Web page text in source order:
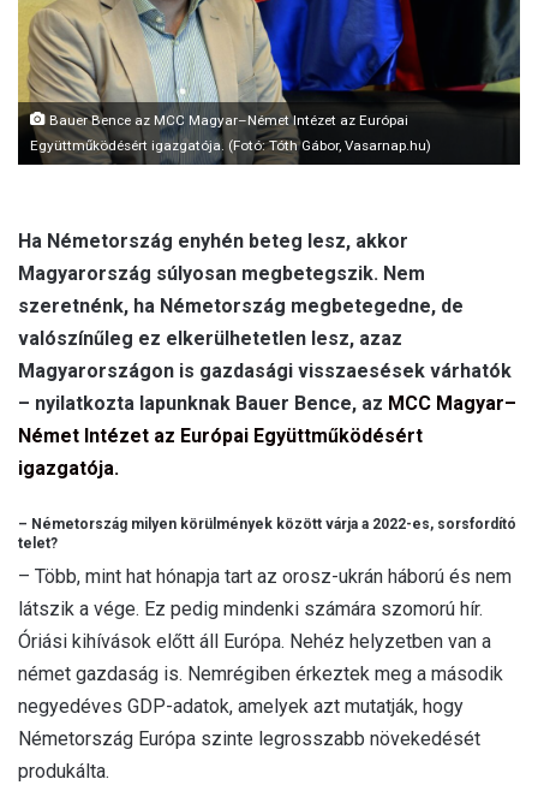
l
Bauer Bence az MCC Magyar–Német Intézet az Európai
Együttműködésért igazgatója. (Fotó: Tóth Gábor, Vasarnap.hu)
Ha Németország enyhén beteg lesz, akkor
Magyarország súlyosan megbetegszik. Nem
szeretnénk, ha Németország megbetegedne, de
valószínűleg ez elkerülhetetlen lesz, azaz
Magyarországon is gazdasági visszaesések várhatók
– nyilatkozta lapunknak Bauer Bence, az MCC Magyar–
Német Intézet az Európai Együttműködésért
igazgatója.
– Németország milyen körülmények között várja a 2022-es, sorsfordító
telet?
– Több, mint hat hónapja tart az orosz-ukrán háború és nem
látszik a vége. Ez pedig mindenki számára szomorú hír.
Óriási kihívások előtt áll Európa. Nehéz helyzetben van a
német gazdaság is. Nemrégiben érkeztek meg a második
negyedéves GDP-adatok, amelyek azt mutatják, hogy
Németország Európa szinte legrosszabb növekedését
produkálta.